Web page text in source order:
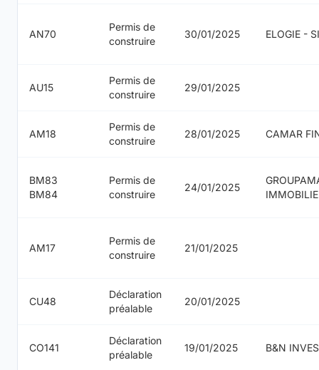
AN70
Permis de
construire
30/01/2025 ELOGIE -
AU15
Permis de
construire
29/01/2025
AM18
Permis de
construire
28/01/2025 CAMAR
BM83
BM84
Permis de
construire
24/01/2025
AM17
Permis de
construire
21/01/2025
CU48
Déclaration
préalable
20/01/2025
CO141
Déclaration
préalable
19/01/2025 B&N